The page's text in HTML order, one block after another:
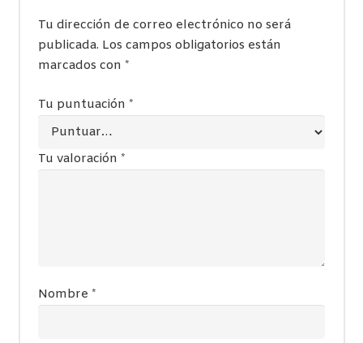
Tu dirección de correo electrónico no será
publicada. Los campos obligatorios están
marcados con *
Tu puntuación *
Tu valoración *
Nombre *